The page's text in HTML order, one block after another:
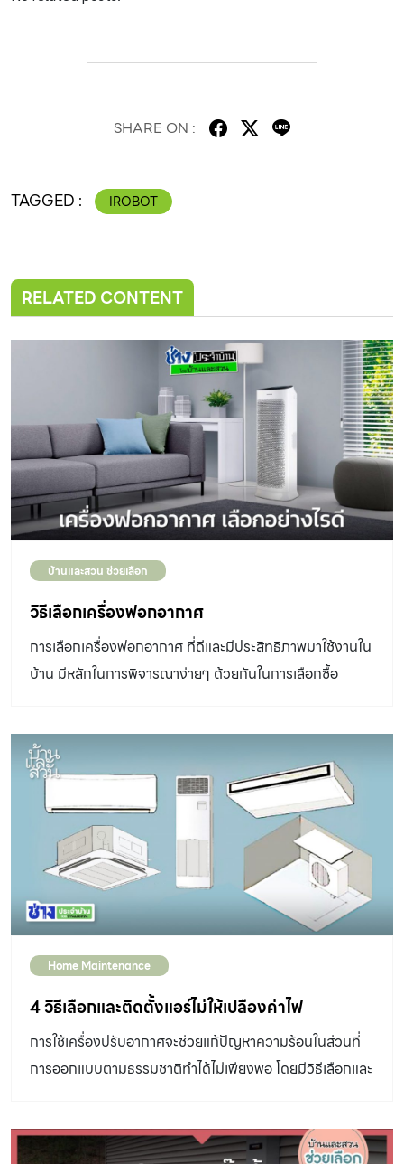
SHARE ON :
TAGGED : IROBOT
RELATED CONTENT
บ้านและสวน ช่วยเลือก
วิธีเลือกเครื่องฟอกอากาศ
การเลือกเครื่องฟอกอากาศ ที่ดีและมีประสิทธิภาพมาใช้งานใน
บ้าน มีหลักในการพิจารณาง่ายๆ ด้วยกันในการเลือกซื้อ
Home Maintenance
4 วิธีเลือกและติดตั้งแอร์ไม่ให้เปลืองค่าไฟ
การใช้เครื่องปรับอากาศจะช่วยแก้ปัญหาความร้อนในส่วนที่
การออกแบบตามธรรมชาติทำได้ไม่เพียงพอ โดยมีวิธีเลือกและ
ปรับอากาศให้เหมาะสมกับพื้นที่ใช้งาน ปัจจัยที่ควรพิจารณา